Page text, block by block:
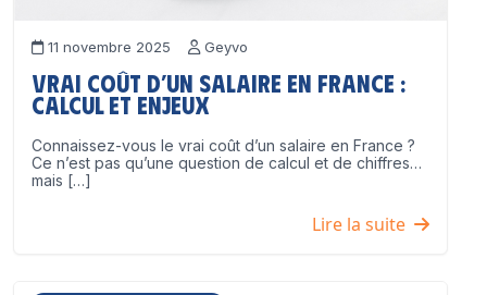
11 novembre 2025 Geyvo
Vrai coût d’un salaire en France :
calcul et enjeux
Connaissez-vous le vrai coût d’un salaire en France ?
Ce n’est pas qu’une question de calcul et de chiffres…
mais […]
Lire la suite